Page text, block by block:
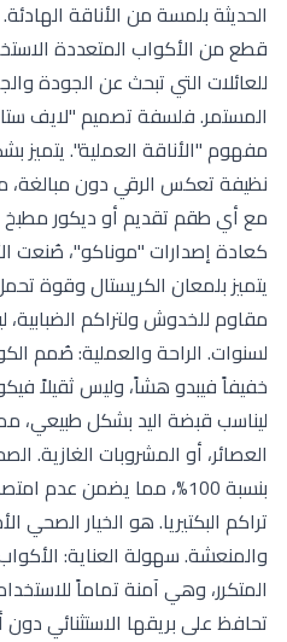
قطع من الأكواب المتعددة
للعائلات التي تبحث عن الجودة
المستمر. فلسفة تصميم "لايف
مفهوم "الأناقة العملية".
نظيفة تعكس الرقي دون
مع أي طقم تقديم أو ديكور
كعادة إصدارات "موناكو"، صُنعت
يتميز بلمعان الكريستال وقوة
مقاوم للخدوش ولتراكم
لسنوات. الراحة والعملية: صُمم
خفيفاً فيبدو هشاً، وليس ثقيلاً
ليناسب قبضة اليد بشكل طبيعي،
العصائر، أو المشروبات الغازية.
بنسبة 100%، مما يضمن
تراكم البكتيريا. هو الخيار الصحي
والمنعشة. سهولة العناية:
المتكرر، وهي آمنة تماماً
تحافظ على بريقها الاستثنائي دون